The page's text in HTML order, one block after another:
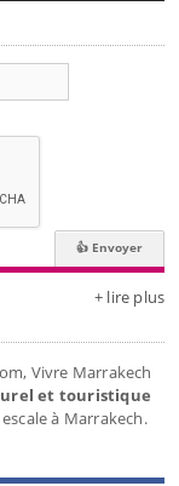
+ lire plus
Vivre Marrakech
et touristique
à Marrakech.